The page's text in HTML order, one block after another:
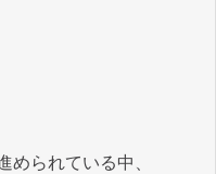
められている中、